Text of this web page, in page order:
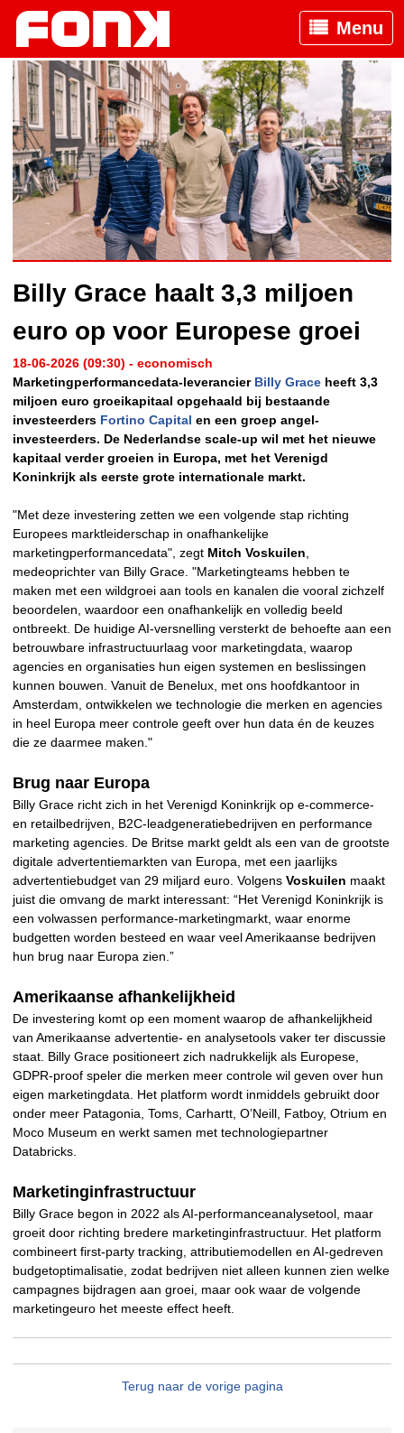
Menu
Billy Grace haalt 3,3 miljoen
euro op voor Europese groei
18-06-2026 (09:30) - economisch
Marketingperformancedata-leverancier Billy Grace heeft 3,3
miljoen euro groeikapitaal opgehaald bij bestaande
investeerders Fortino Capital en een groep angel-
investeerders. De Nederlandse scale-up wil met het nieuwe
kapitaal verder groeien in Europa, met het Verenigd
Koninkrijk als eerste grote internationale markt.
"Met deze investering zetten we een volgende stap richting
Europees marktleiderschap in onafhankelijke
marketingperformancedata", zegt Mitch Voskuilen
medeoprichter van Billy Grace. "Marketingteams hebben te
maken met een wildgroei aan tools en kanalen die vooral zichzelf
beoordelen, waardoor een onafhankelijk en volledig beeld
ontbreekt. De huidige AI-versnelling versterkt de behoefte aan een
betrouwbare infrastructuurlaag voor marketingdata, waarop
agencies en organisaties hun eigen systemen en beslissingen
kunnen bouwen. Vanuit de Benelux, met ons hoofdkantoor in
Amsterdam, ontwikkelen we technologie die merken en agencies
in heel Europa meer controle geeft over hun data én de keuzes
die ze daarmee maken."
Brug naar Europa
Billy Grace richt zich in het Verenigd Koninkrijk op e-commerce-
en retailbedrijven, B2C-leadgeneratiebedrijven en performance
marketing agencies. De Britse markt geldt als een van de grootste
digitale advertentiemarkten van Europa, met een jaarlijks
advertentiebudget van 29 miljard euro. Volgens Voskuilen maakt
juist die omvang de markt interessant: “Het Verenigd Koninkrijk is
een volwassen performance-marketingmarkt, waar enorme
budgetten worden besteed en waar veel Amerikaanse bedrijven
hun brug naar Europa zien.”
Amerikaanse afhankelijkheid
De investering komt op een moment waarop de afhankelijkheid
van Amerikaanse advertentie- en analysetools vaker ter discussie
staat. Billy Grace positioneert zich nadrukkelijk als Europese,
GDPR-proof speler die merken meer controle wil geven over hun
eigen marketingdata. Het platform wordt inmiddels gebruikt door
onder meer Patagonia, Toms, Carhartt, O’Neill, Fatboy, Otrium en
Moco Museum en werkt samen met technologiepartner
Databricks.
Marketinginfrastructuur
Billy Grace begon in 2022 als AI-performanceanalysetool, maar
groeit door richting bredere marketinginfrastructuur. Het platform
combineert first-party tracking, attributiemodellen en AI-gedreven
budgetoptimalisatie, zodat bedrijven niet alleen kunnen zien welke
campagnes bijdragen aan groei, maar ook waar de volgende
marketingeuro het meeste effect heeft.
Terug naar de vorige pagina